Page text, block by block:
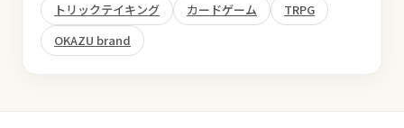
トリックテイキング
カードゲーム
TRPG
OKAZU brand